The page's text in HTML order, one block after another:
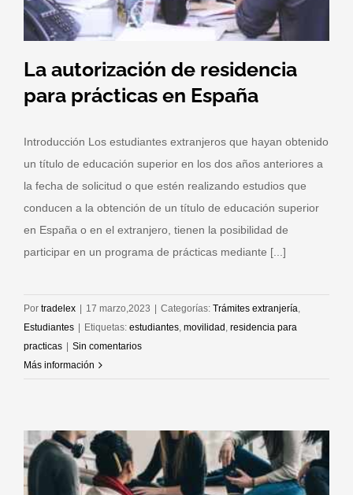
La autorización de residencia
para prácticas en España
Introducción Los estudiantes extranjeros que hayan obtenido
un título de educación superior en los dos años anteriores a
la fecha de solicitud o que estén realizando estudios que
conducen a la obtención de un título de educación superior
en España o en el extranjero, tienen la posibilidad de
participar en un programa de prácticas mediante [...]
Por tradelex | 17 marzo,2023 | Categorías: Trámites extranjería
Estudiantes | Etiquetas: estudiantes movilidad residencia para
practicas | Sin comentarios
Más información